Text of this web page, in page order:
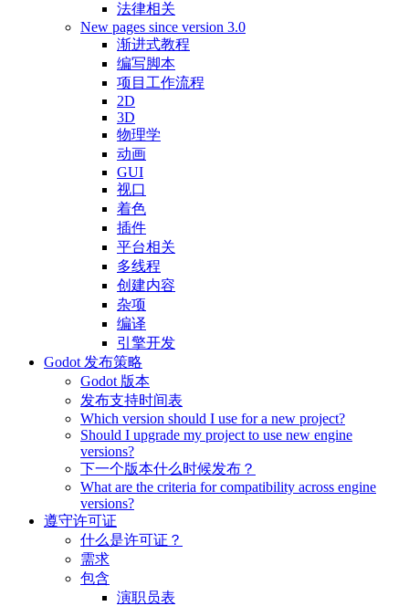
法律相关
New pages since version 3.0
渐进式教程
编写脚本
项目工作流程
2D
3D
物理学
动画
GUI
视口
着色
插件
平台相关
多线程
创建内容
杂项
编译
引擎开发
Godot 发布策略
Godot 版本
发布支持时间表
Which version should I use for a new project?
Should I upgrade my project to use new engine
versions?
下一个版本什么时候发布？
What are the criteria for compatibility across engine
versions?
遵守许可证
什么是许可证？
需求
包含
演职员表